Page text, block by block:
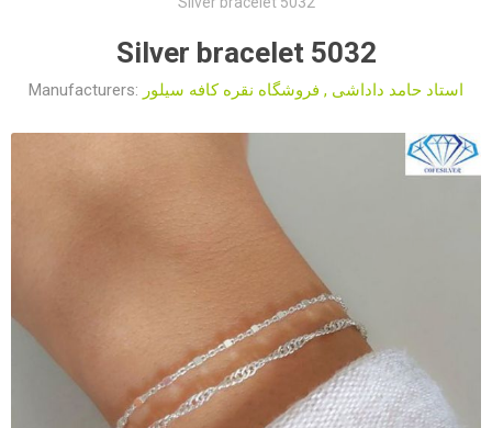
Silver bracelet 5032
Manufacturers: استاد حامد داداشی , فروشگاه نقره کافه سیلور